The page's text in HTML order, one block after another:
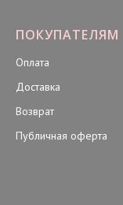
ПОКУПАТЕЛЯМ
Оплата
Доставка
Возврат
Публичная оферта